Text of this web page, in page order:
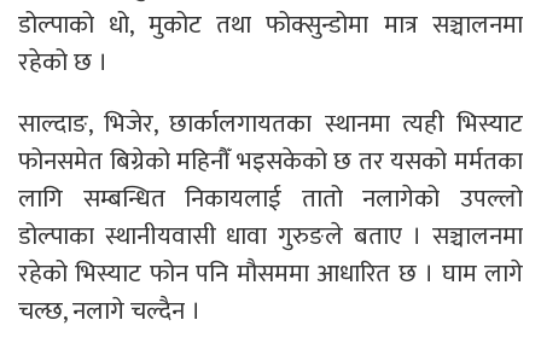
डोल्पाको धो, मुकोट तथा फोक्सुन्डोमा मात्र सञ्चालनमा
रहेको छ ।
साल्दाङ, भिजेर, छार्कालगायतका स्थानमा त्यही भिस्याट
फोनसमेत बिग्रेको महिनौँ भइसकेको छ तर यसको मर्मतका
लागि सम्बन्धित निकायलाई तातो नलागेको उपल्लो
डोल्पाका स्थानीयवासी धावा गुरुङले बताए । सञ्चालनमा
रहेको भिस्याट फोन पनि मौसममा आधारित छ । घाम लागे
चल्छ, नलागे चल्दैन ।